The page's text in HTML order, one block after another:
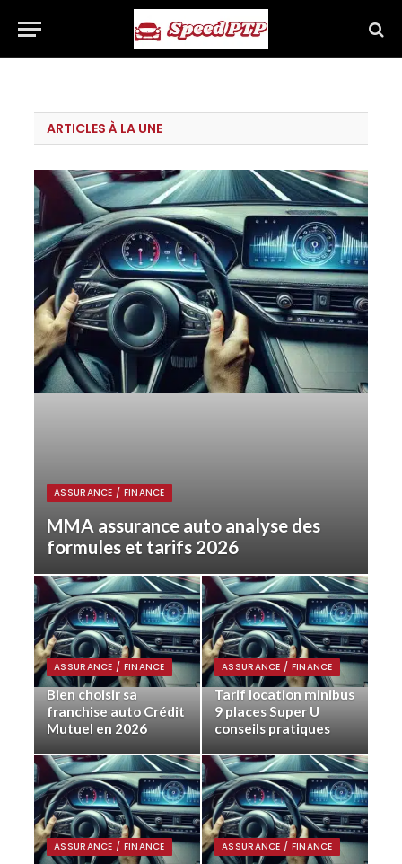
ARTICLES À LA UNE
ASSURANCE / FINANCE
MMA assurance auto analyse des
formules et tarifs 2026
ASSURANCE / FINANCE
Bien choisir sa
franchise auto Crédit
Mutuel en 2026
ASSURANCE / FINANCE
Tarif location minibus
9 places Super U
conseils pratiques
ASSURANCE / FINANCE ASSURANCE / FINANCE